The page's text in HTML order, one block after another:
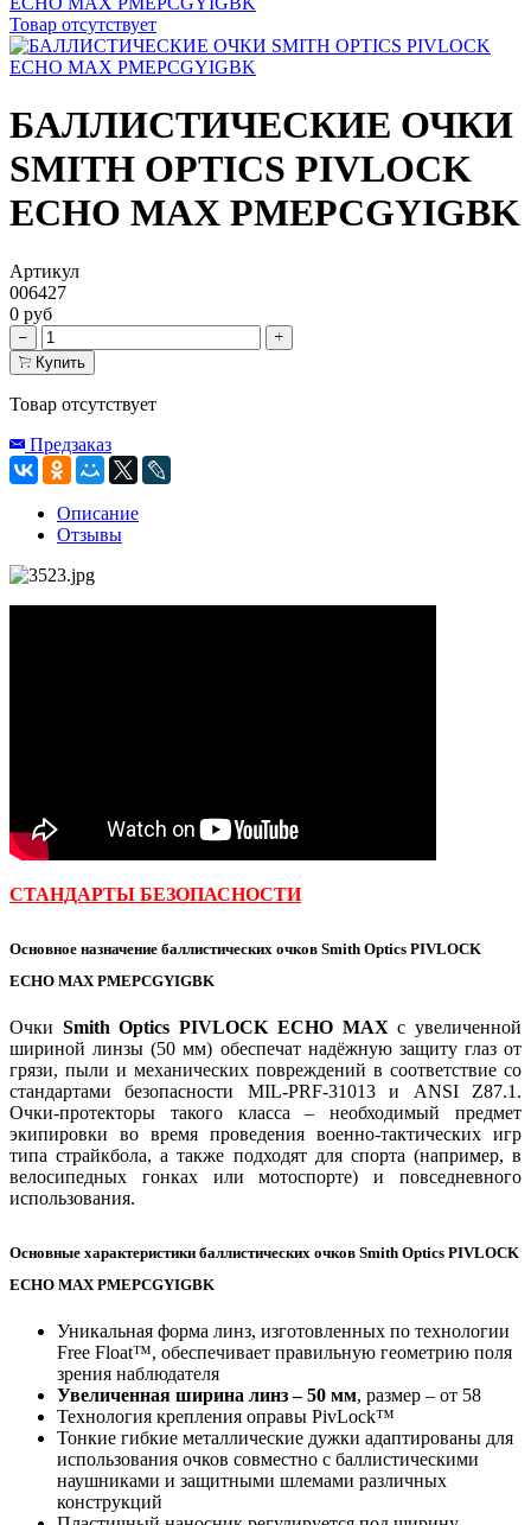
Товар отсутствует
БАЛЛИСТИЧЕСКИЕ ОЧКИ
SMITH OPTICS PIVLOCK
ECHO MAX PMEPCGYIGBK
Артикул
006427
0 руб
Купить
Товар отсутствует
Предзаказ
Описание
Отзывы
СТАНДАРТЫ БЕЗОПАСНОСТИ
Основное назначение баллистических очков Smith Optics PIVLOCK
ECHO MAX PMEPCGYIGBK
Очки Smith Optics PIVLOCK ECHO MAX с увеличенной
шириной линзы (50 мм) обеспечат надёжную защиту глаз от
грязи, пыли и механических повреждений в соответствие со
стандартами безопасности MIL-PRF-31013 и ANSI Z87.1.
Очки-протекторы такого класса – необходимый предмет
экипировки во время проведения военно-тактических игр
типа страйкбола, а также подходят для спорта (например, в
велосипедных гонках или мотоспорте) и повседневного
использования.
Основные характеристики баллистических очков Smith Optics PIVLOCK
ECHO MAX PMEPCGYIGBK
Уникальная форма линз, изготовленных по технологии
Free Float™, обеспечивает правильную геометрию поля
зрения наблюдателя
Увеличенная ширина линз – 50 мм, размер – от 58
Технология крепления оправы PivLock™
Тонкие гибкие металлические дужки адаптированы для
использования очков совместно с баллистическими
наушниками и защитными шлемами различных
конструкций